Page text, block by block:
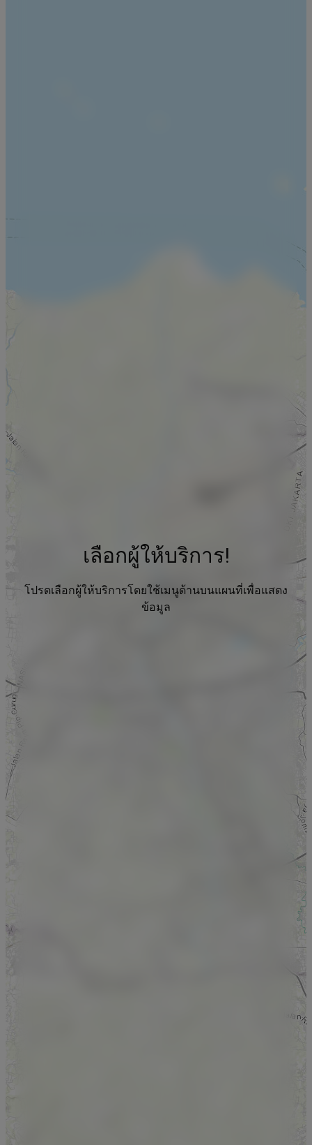
เลือกผู้ให้บริการ!
โปรดเลือกผู้ให้บริการโดยใช้เมนูด้านบนแผนที่เพื่อแสดง
ข้อมูล